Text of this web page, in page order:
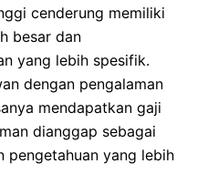
cenderung memiliki
besar dan
yang lebih spesifik.
dengan pengalaman
mendapatkan gaji
dianggap sebagai
pengetahuan yang lebih